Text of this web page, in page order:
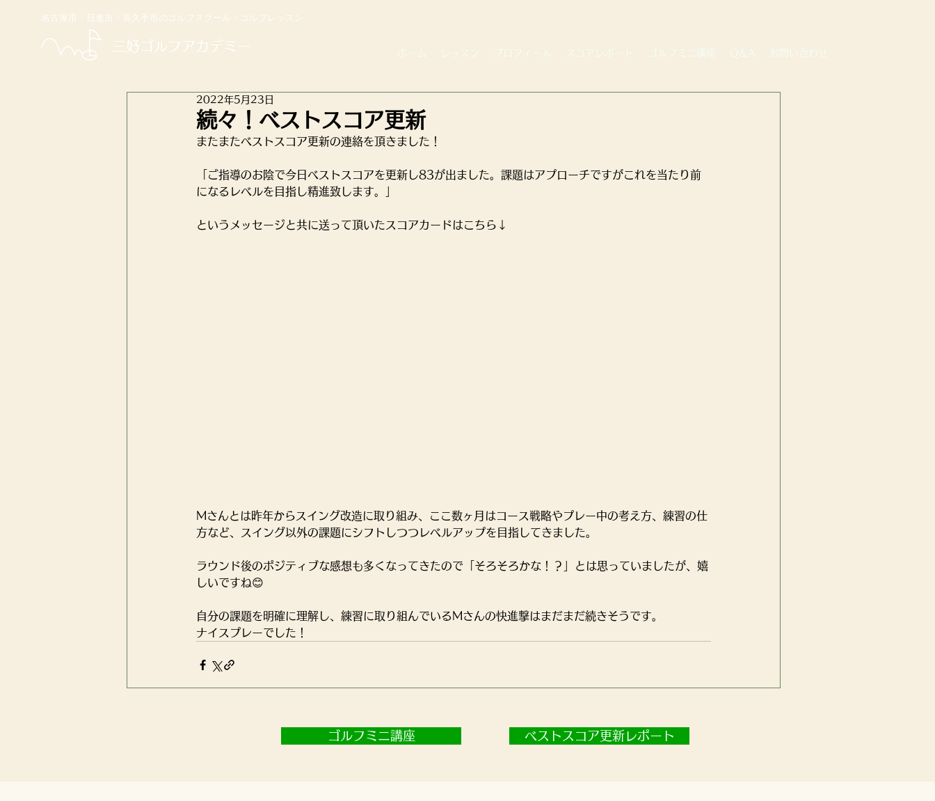
名古屋市・日進市・長久手市のゴルフスクール・ゴルフレッスン
​三好ゴルフアカデミー ホーム レッスン プロフィール スコアレポート ゴルフミニ講座 Q＆A お問い合わせ
続々！ベストスコア更新
2022年5月23日
またまたベストスコア更新の連絡を頂きました！
「ご指導のお陰で今日ベストスコアを更新し83が出ました。課題はアプローチですがこれを当たり前
になるレベルを目指し精進致します。」
というメッセージと共に送って頂いたスコアカードはこちら↓
Mさんとは昨年からスイング改造に取り組み、ここ数ヶ月はコース戦略やプレー中の考え方、練習の仕
方など、スイング以外の課題にシフトしつつレベルアップを目指してきました。
ラウンド後のポジティブな感想も多くなってきたので「そろそろかな！？」とは思っていましたが、嬉
しいですね😊
自分の課題を明確に理解し、練習に取り組んでいるMさんの快進撃はまだまだ続きそうです。
ナイスプレーでした！
ゴルフミニ講座 ベストスコア更新レポート